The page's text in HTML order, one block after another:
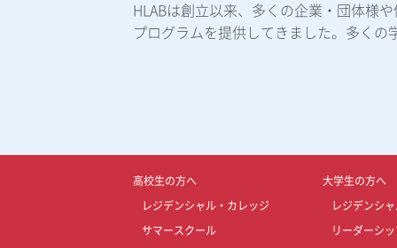
HLABは創立以来、多くの企業・団体様
プログラムを提供してきました。多く
高校生の方へ
レジデンシャル・カレッジ
サマースクール
大学生の方へ
レジデンシ
リーダーシ